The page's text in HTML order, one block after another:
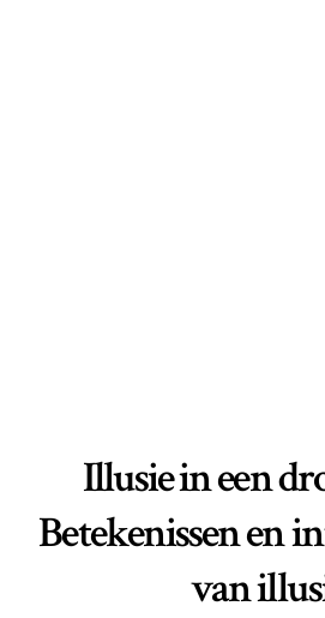
Illusie in een
Betekenissen en
van